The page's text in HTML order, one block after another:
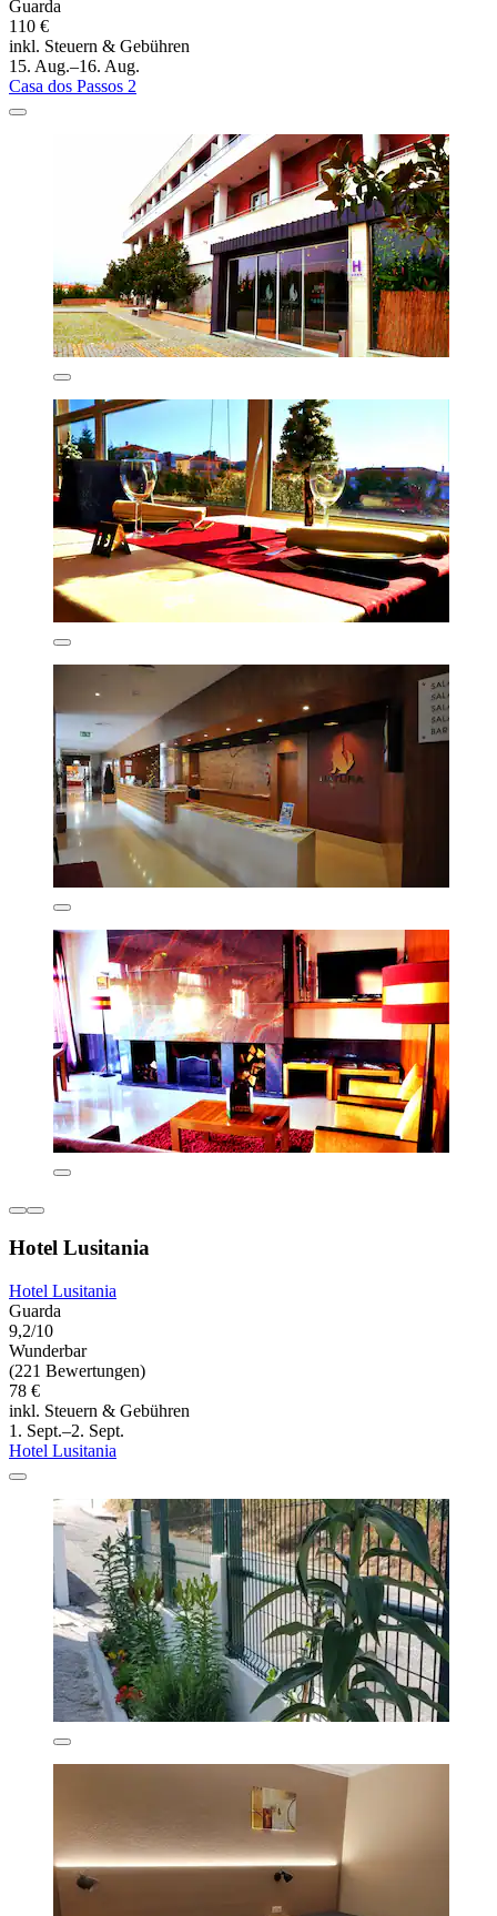
Guarda
110 €
inkl. Steuern & Gebühren
15. Aug.–16. Aug.
Casa dos Passos 2
Hotel Lusitania
Hotel Lusitania
Guarda
9,2/10
Wunderbar
(221 Bewertungen)
78 €
inkl. Steuern & Gebühren
1. Sept.–2. Sept.
Hotel Lusitania